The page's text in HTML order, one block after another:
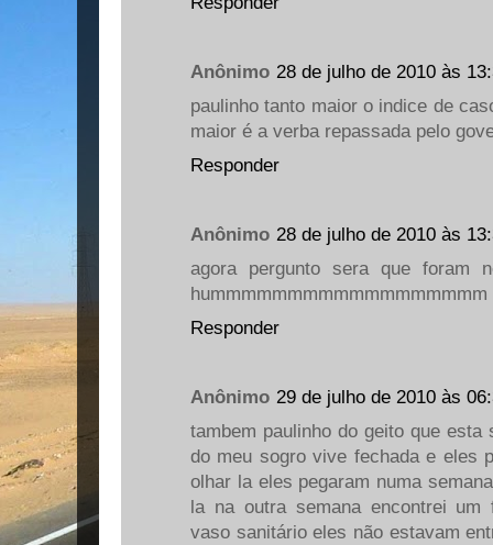
Anônimo 28 de julho de 2010 às
paulinho tanto maior o indice de
maior é a verba repassada pelo
Responder
Anônimo 28 de julho de 2010 às
agora pergunto sera que foram
hummmmmmmmmmmmmmmmmm
Responder
Anônimo 29 de julho de 2010 às
tambem paulinho do geito que
do meu sogro vive fechada e eles
olhar la eles pegaram numa
la na outra semana encontrei
vaso sanitário eles não estavam